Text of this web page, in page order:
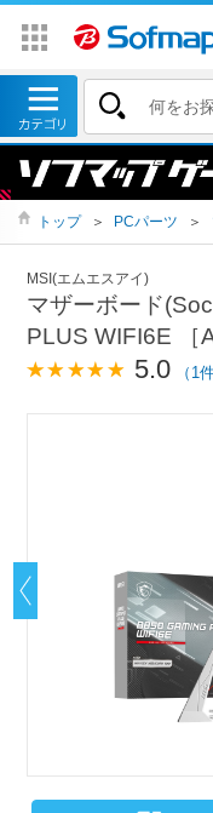
トップ ＞ PCパーツ ＞
MSI(エムエスアイ)
マザーボード
PLUS WIFI6E ［
5.0 （1